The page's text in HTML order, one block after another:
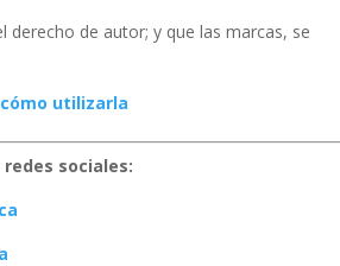
derecho de autor; y que las marcas, se
cómo utilizarla
sociales: